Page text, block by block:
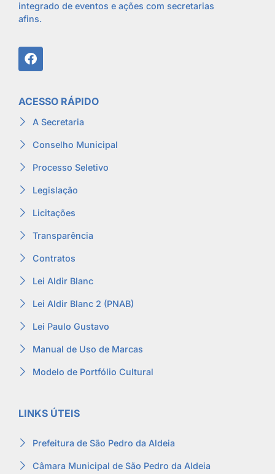
integrado de eventos e ações com secretarias
afins.
ACESSO RÁPIDO
A Secretaria
Conselho Municipal
Processo Seletivo
Legislação
Licitações
Transparência
Contratos
Lei Aldir Blanc
Lei Aldir Blanc 2 (PNAB)
Lei Paulo Gustavo
Manual de Uso de Marcas
Modelo de Portfólio Cultural
LINKS ÚTEIS
Prefeitura de São Pedro da Aldeia
Câmara Municipal de São Pedro da Aldeia